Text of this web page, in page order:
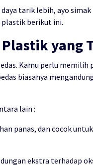
tarik lebih, ayo
plastik berikut ini.
yang
Kamu perlu
biasanya
lain :
panas, dan cocok
ekstra terhadap